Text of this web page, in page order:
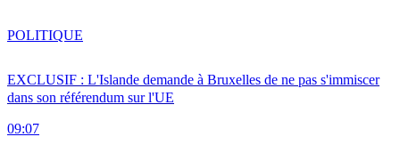
EXCLUSIF : L'Islande demande à Bruxelles de ne pas s'immiscer
dans son référendum sur l'UE
09:07
POLITIQUE